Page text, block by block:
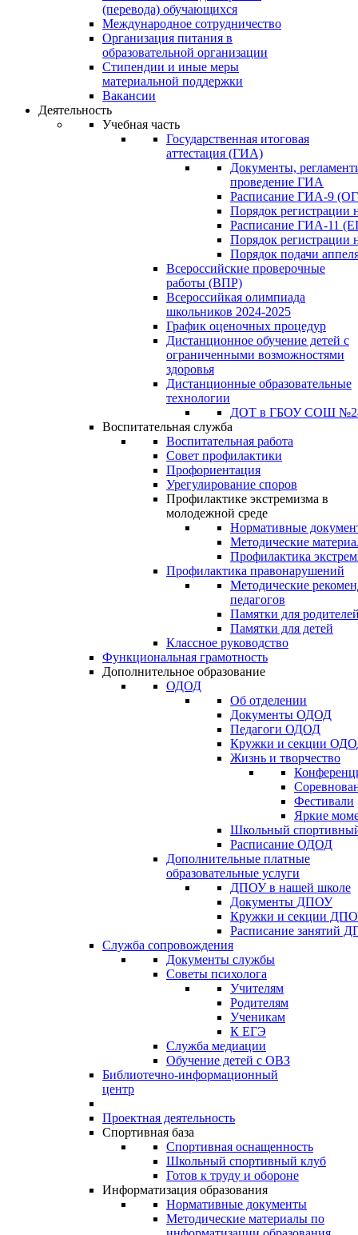
(перевода) обучающихся
Международное сотрудничество
Организация питания в
образовательной организации
Стипендии и иные меры
материальной поддержки
Вакансии
Деятельность
Учебная часть
Государственная итоговая
аттестация (ГИА)
Документы,
проведение ГИА
Расписание ГИА-9
Порядок регистрации
Расписание ГИА-11
Порядок регистрации
Порядок подачи
Всероссийские проверочные
работы (ВПР)
Всероссийкая олимпиада
школьников 2024-2025
График оценочных процедур
Дистанционное обучение детей с
ограниченными возможностями
здоровья
Дистанционные образовательные
технологии
ДОТ в ГБОУ СОШ
Воспитательная служба
Воспитательная работа
Совет профилактики
Профориентация
Урегулирование споров
Профилактике экстремизма в
молодежной среде
Нормативные
Методические
Профилактика
Профилактика правонарушений
Методические
педагогов
Памятки для
Памятки для детей
Классное руководство
Функциональная грамотность
Дополнительное образование
ОДОД
Об отделении
Документы ОДОД
Педагоги ОДОД
Кружки и секции
Жизнь и творчество
Фестивали
Яркие
Школьный
Расписание ОДОД
Дополнительные платные
образовательные услуги
ДПОУ в нашей школе
Документы ДПОУ
Кружки и секции
Расписание занятий
Служба сопровождения
Документы службы
Советы психолога
Учителям
Родителям
Ученикам
К ЕГЭ
Служба медиации
Обучение детей с ОВЗ
Библиотечно-информационный
центр
Проектная деятельность
Спортивная база
Спортивная оснащенность
Школьный спортивный клуб
Готов к труду и обороне
Информатизация образования
Нормативные документы
Методические материалы по